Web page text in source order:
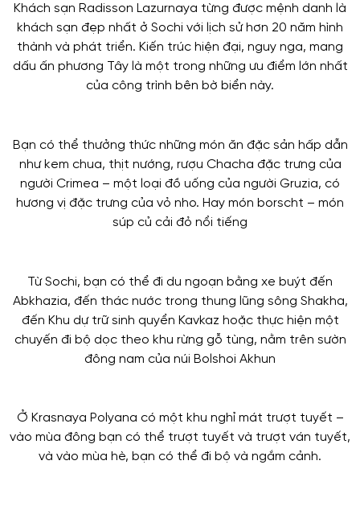
Khách sạn Radisson Lazurnaya từng được mệnh danh là
khách sạn đẹp nhất ở Sochi với lịch sử hơn 20 năm hình
thành và phát triển. Kiến trúc hiện đại, nguy nga, mang
dấu ấn phương Tây là một trong những ưu điểm lớn nhất
của công trình bên bờ biển này.
Bạn có thể thưởng thức những món ăn đặc sản hấp dẫn
như kem chua, thịt nướng, rượu Chacha đặc trưng của
người Crimea – một loại đồ uống của người Gruzia, có
hương vị đặc trưng của vỏ nho. Hay món borscht – món
súp củ cải đỏ nổi tiếng
Từ Sochi, bạn có thể đi du ngoạn bằng xe buýt đến
Abkhazia, đến thác nước trong thung lũng sông Shakha,
đến Khu dự trữ sinh quyển Kavkaz hoặc thực hiện một
chuyến đi bộ dọc theo khu rừng gỗ tùng, nằm trên sườn
đông nam của núi Bolshoi Akhun
Ở Krasnaya Polyana có một khu nghỉ mát trượt tuyết –
vào mùa đông bạn có thể trượt tuyết và trượt ván tuyết,
và vào mùa hè, bạn có thể đi bộ và ngắm cảnh.